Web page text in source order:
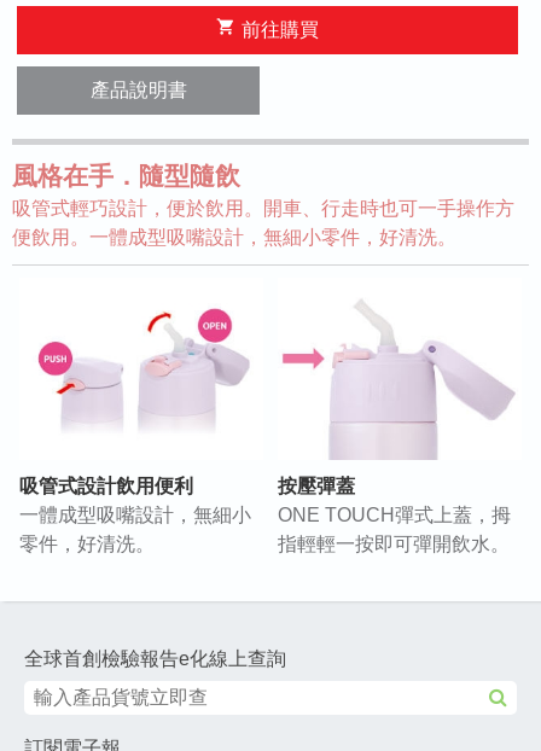
shopping_cart 前往購買
產品說明書
風格在手．隨型隨飲
吸管式輕巧設計，便於飲用。開車、行走時也可一手操作方
便飲用。一體成型吸嘴設計，無細小零件，好清洗。
吸管式設計飲用便利
一體成型吸嘴設計，無細小
零件，好清洗。
按壓彈蓋
ONE TOUCH彈式上蓋，拇
指輕輕一按即可彈開飲水。
全球首創檢驗報告e化線上查詢